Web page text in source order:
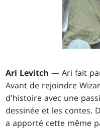
Ari Levitch — Ari fait
Avant de rejoindre
d'histoire avec une
dessinée et les contes.
a apporté cette même